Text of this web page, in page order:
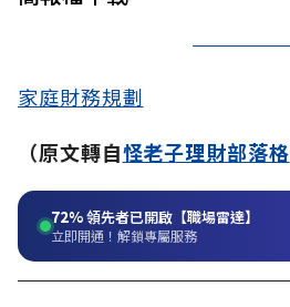
家庭財務規劃
（原文轉自怪老子理財部落格
72%領先者已開啟【職場雷達】
立即開通！解鎖專屬服務